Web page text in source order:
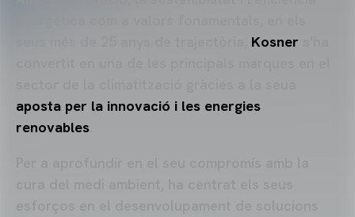
Kosner
aposta per la innovació i les energies
renovables